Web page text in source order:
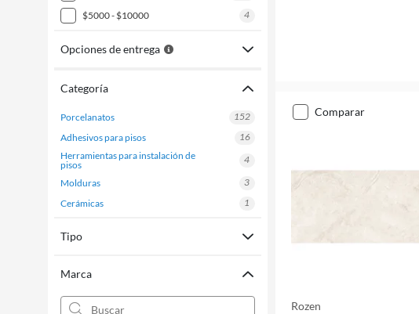
$5000 - $10000
4
Opciones de entrega
Categoría
porcelanatos
152
adhesivos para pisos
16
herramientas para instalación de
pisos
4
molduras
3
cerámicas
1
Tipo
Marca
comparar
Rozen